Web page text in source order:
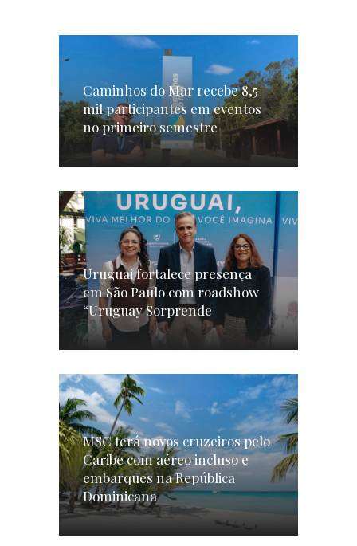
Caminhos do Mar recebe 8,5
mil participantes em eventos
no primeiro semestre
Uruguai fortalece presença
em São Paulo com roadshow
“Uruguay Sorprende
MSC terá novos cruzeiros pelo
Caribe com aéreo incluso e
embarques na República
Dominicana